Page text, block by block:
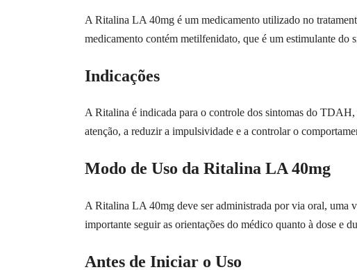
A Ritalina LA 40mg é um medicamento utilizado no
medicamento contém metilfenidato, que é um estimulante do
Indicações
A Ritalina é indicada para o controle dos sintomas do
atenção, a reduzir a impulsividade e a controlar o
Modo de Uso da Ritalina LA 40mg
A Ritalina LA 40mg deve ser administrada por via oral, uma
importante seguir as orientações do médico quanto à dose e
Antes de Iniciar o Uso